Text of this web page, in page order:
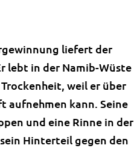
liefert der
lebt in der Namib-Wüste
weil er über
aufnehmen kann. Seine
und eine Rinne in der
Hinterteil gegen den